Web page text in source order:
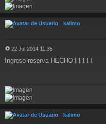
kalimo
e
j
e
22 Jul 2014 11:35
Ingreso reserva HECHO ! ! ! ! !
kalimo